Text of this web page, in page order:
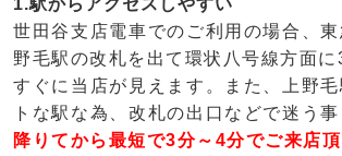
世田谷支店電車でのご利用の場合、
野毛駅の改札を出て環状八号線方面に
すぐに当店が見えます。また、上野
トな駅な為、改札の出口などで迷う事
降りてから最短で3分～4分でご来店